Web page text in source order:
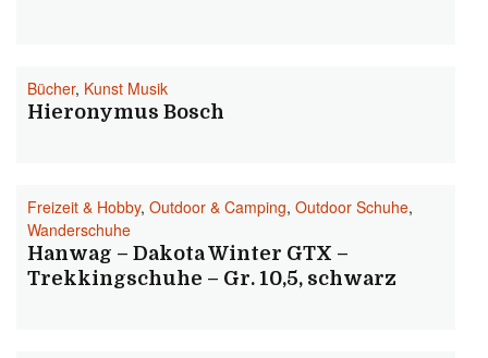
Bücher, Kunst Musik
Hieronymus Bosch
Freizeit & Hobby, Outdoor & Camping, Outdoor Schuhe,
Wanderschuhe
Hanwag – Dakota Winter GTX –
Trekkingschuhe – Gr. 10,5, schwarz